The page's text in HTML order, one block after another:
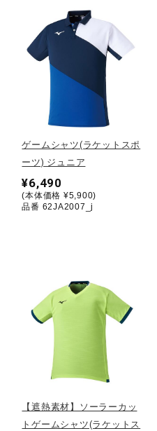
サポーター
健康／エクササイズ
ジュニア／キッズ
メディカル
コラボ／ライセンス
直営店一覧
ゲームシャツ(ラケットスポ
ーツ) ジュニア
¥6,490
(本体価格 ¥5,900)
品番 62JA2007_j
【遮熱素材】ソーラーカッ
トゲームシャツ(ラケットス